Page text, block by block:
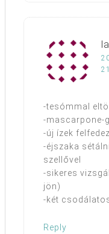
-tesómmal
-mascarpone-
-új ízek
-éjszaka
szellővel
-sikeres
jön)
-két
Reply